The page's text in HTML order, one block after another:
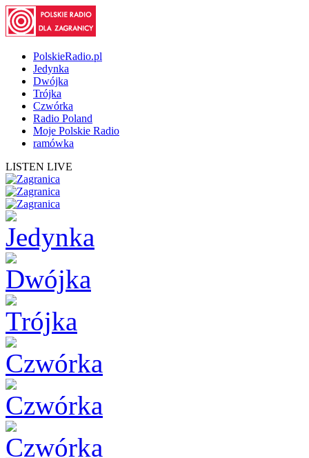
PolskieRadio.pl
Jedynka
Dwójka
Trójka
Czwórka
Radio Poland
Moje Polskie Radio
ramówka
LISTEN LIVE